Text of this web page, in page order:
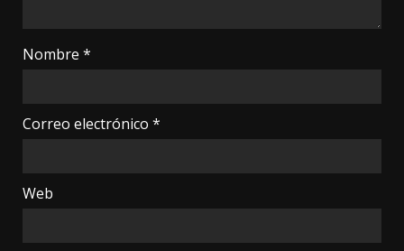
Nombre *
Correo electrónico *
Web